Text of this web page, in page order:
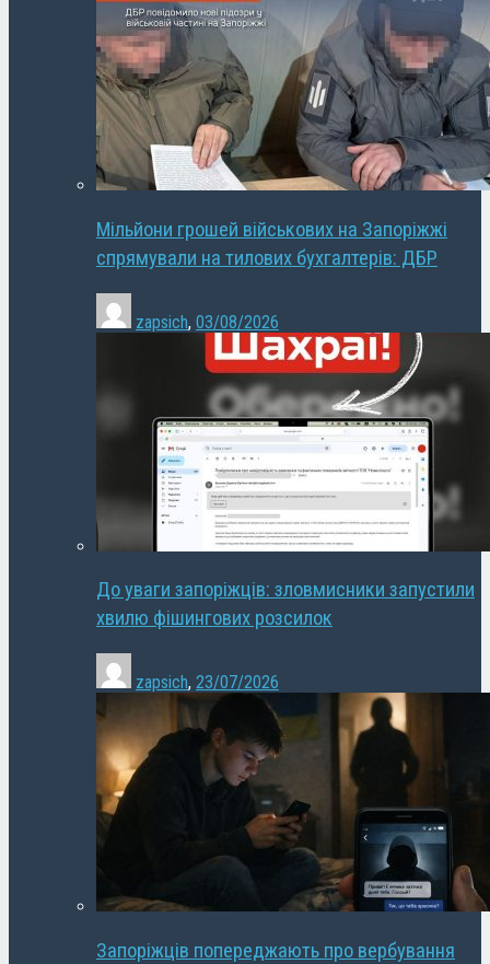
Мільйони грошей військових на Запоріжжі
спрямували на тилових бухгалтерів: ДБР
zapsich, 03/08/2026
До уваги запоріжців: зловмисники запустили
хвилю фішингових розсилок
zapsich, 23/07/2026
Запоріжців попереджають про вербування